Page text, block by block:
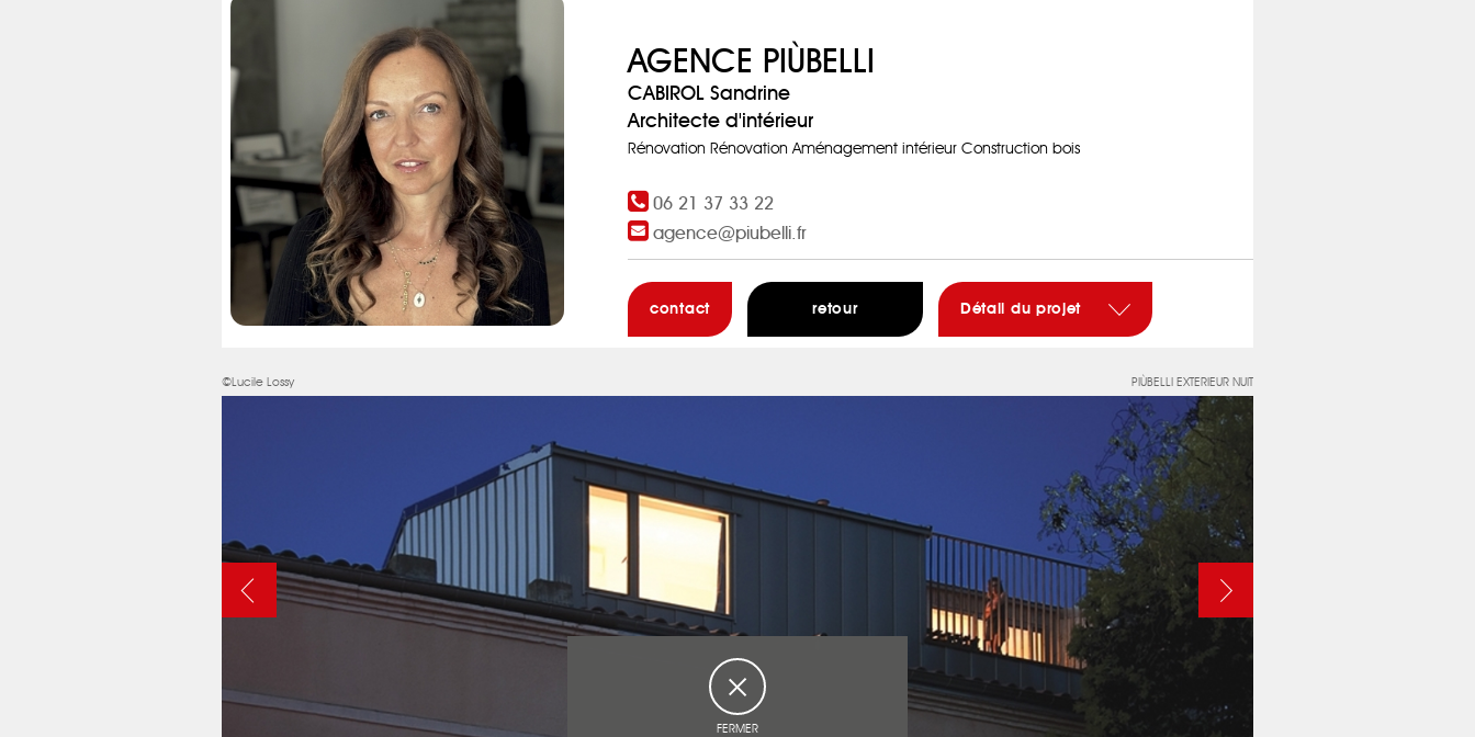
AGENCE PIÙBELLI
CABIROL Sandrine
Architecte d'intérieur
Rénovation Rénovation Aménagement intérieur Construction bois
06 21 37 33 22
agence@piubelli.fr
contact retour Détail du projet
©Lucile Lossy PIÙBELLI EXTERIEUR NUIT
FERMER